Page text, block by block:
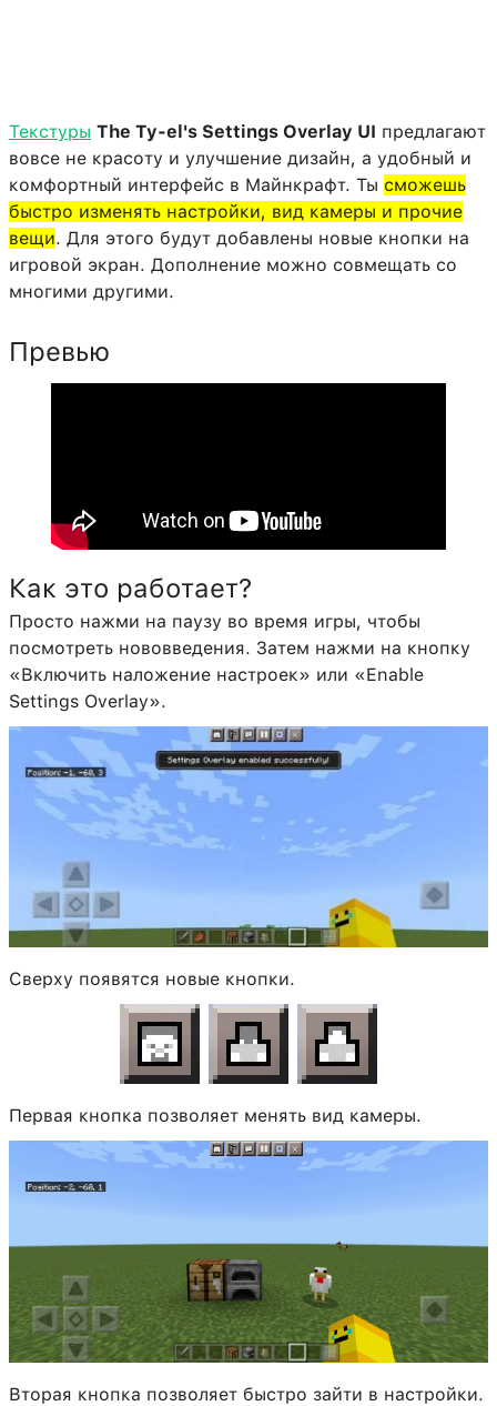
Текстуры The Ty-el's Settings Overlay UI предлагают
вовсе не красоту и улучшение дизайн, а удобный и
комфортный интерфейс в Майнкрафт. Ты сможешь
быстро изменять настройки, вид камеры и прочие
вещи. Для этого будут добавлены новые кнопки на
игровой экран. Дополнение можно совмещать со
многими другими.
Превью
Как это работает?
Просто нажми на паузу во время игры, чтобы
посмотреть нововведения. Затем нажми на кнопку
«Включить наложение настроек» или «Enable
Settings Overlay».
Сверху появятся новые кнопки.
Первая кнопка позволяет менять вид камеры.
Вторая кнопка позволяет быстро зайти в настройки.